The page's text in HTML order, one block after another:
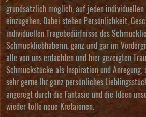
grundsätzlich möglich, auf jeden individuellen
einzugehen. Dabei stehen Persönlichkeit,
individuellen Tragebedürfnisse des
Schmuckliebhaberin, ganz und gar im
alle von uns erdachten und hier gezeigten
Schmuckstücke als Inspiration und Anregung,
sehr gerne Ihr ganz persönliches
angeregt durch die Fantasie und die Ideen
wieder tolle neue Kretaionen.